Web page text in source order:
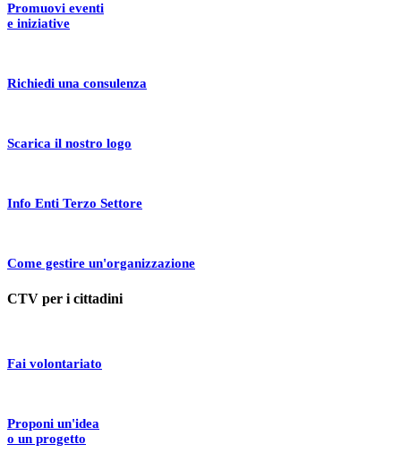
Promuovi eventi
e iniziative
Richiedi una consulenza
Scarica il nostro logo
Info Enti Terzo Settore
Come gestire un'organizzazione
CTV per i cittadini
Fai volontariato
Proponi un'idea
o un progetto